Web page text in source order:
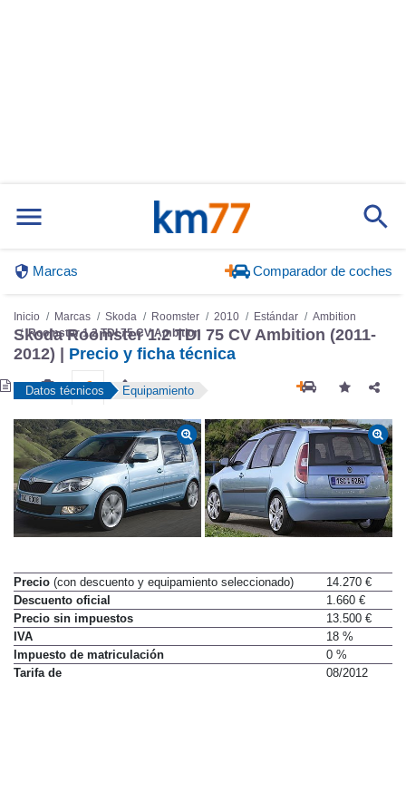
Marcas Comparador de coches
Inicio Marcas Skoda Roomster 2010 Estándar
Ambition
Roomster 1.2 TDI 75 CV Ambition
Skoda Roomster 1.2 TDI 75 CV Ambition (2011-
2012) | Precio y ficha técnica
Datos técnicos Equipamiento
Precio (con descuento y equipamiento seleccionado)
14.270 €
Descuento oficial
1.660 €
Precio sin impuestos
13.500 €
IVA
18 %
Impuesto de matriculación
0 %
Tarifa de
08/2012